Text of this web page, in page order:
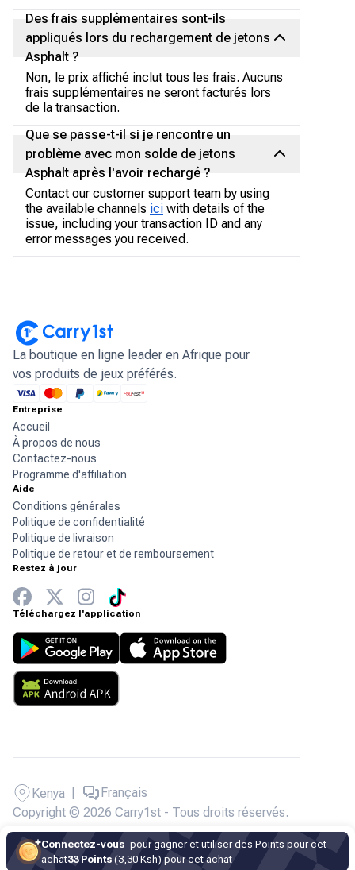
Connectez-vous pour gagner et utiliser des Points pour cet
achat33 Points (3,30 Ksh) pour cet achat
Des frais supplémentaires sont-ils
appliqués lors du rechargement de jetons
Asphalt ?
Non, le prix affiché inclut tous les frais. Aucuns
frais supplémentaires ne seront facturés lors
de la transaction.
Que se passe-t-il si je rencontre un
problème avec mon solde de jetons
Asphalt après l'avoir rechargé ?
Contact our customer support team by using
the available channels ici with details of the
issue, including your transaction ID and any
error messages you received.
La boutique en ligne leader en Afrique pour
vos produits de jeux préférés.
Entreprise
Accueil
À propos de nous
Contactez-nous
Programme d'affiliation
Aide
Conditions générales
Politique de confidentialité
Politique de livraison
Politique de retour et de remboursement
Restez à jour
Téléchargez l'application
Copyright © 2026 Carry1st - Tous droits réservés.
Kenya Français